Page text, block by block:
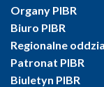
Organy PIBR
Biuro PIBR
Regionalne
Patronat PIBR
Biuletyn PIBR